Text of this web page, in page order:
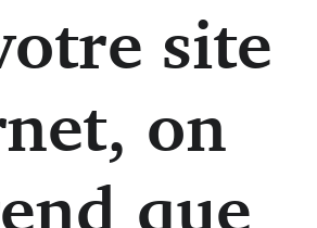
en concert (DR)
site
on
que